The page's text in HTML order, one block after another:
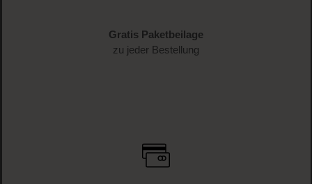
Gratis Paketbeilage
zu jeder Bestellung